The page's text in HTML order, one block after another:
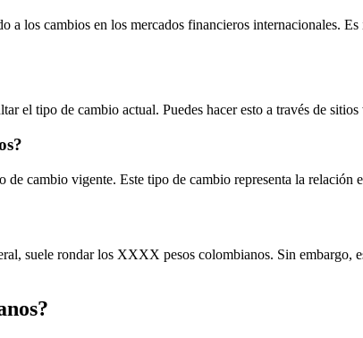
los cambios en los mercados financieros internacionales.
el tipo de cambio actual. Puedes hacer esto a través de
cambio vigente. Este tipo de cambio representa la
suele rondar los XXXX pesos colombianos. Sin embargo,